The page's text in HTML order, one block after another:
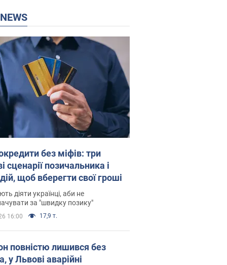
NEWS
без міфів: три
сценарії позичальника і
щоб вберегти свої гроші
діяти українці, аби не
за "швидку позику"
16:00 17,9 т.
повністю лишився без
у Львові аварійні